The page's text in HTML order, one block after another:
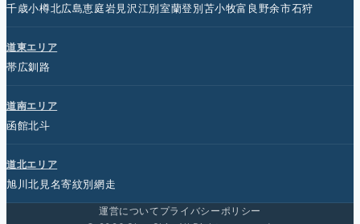
千歳小樽北広島恵庭岩見沢江別室蘭登別苫小牧富良野余市石狩
道東エリア
帯広釧路
道南エリア
函館北斗
道北エリア
旭川北見 名寄紋別網走
運営について プライバシーポリシー